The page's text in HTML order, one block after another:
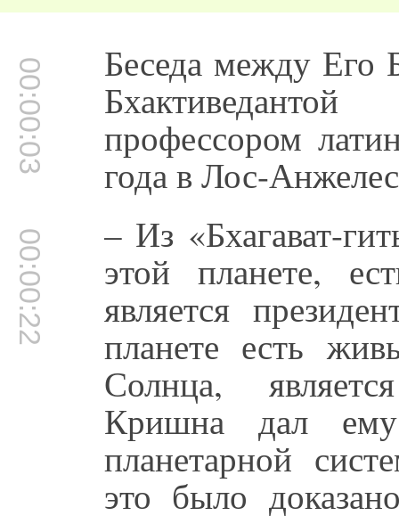
00:00:03 Беседа между
профессором
года в Лос-
00:00:22 – Из «Бхагават-
этой планете,
является
планете есть
Солнца,
Кришна дал
планетарной
это было